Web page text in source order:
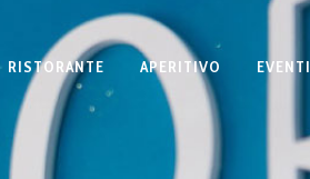
RISTORANTE APERITIVO EVENTI